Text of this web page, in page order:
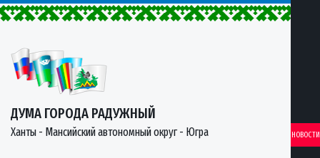
ДУМА ГОРОДА РАДУЖНЫЙ
Ханты - Мансийский автономный округ - Югра НОВОСТИ